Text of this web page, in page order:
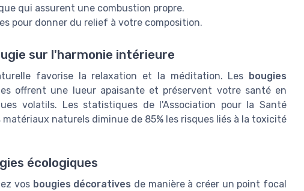
qui assurent une combustion propre.
pour donner du relief à votre composition.
sur l'harmonie intérieure
favorise la relaxation et la méditation. Les bougies
offrent une lueur apaisante et préservent votre santé en
volatils. Les statistiques de l'Association pour la Santé
naturels diminue de 85% les risques liés à la toxicité
écologiques
vos bougies décoratives de manière à créer un point focal